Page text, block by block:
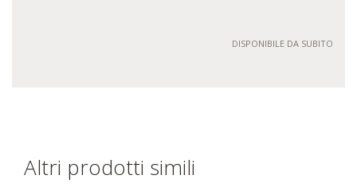
DISPONIBILE DA SUBITO
Altri prodotti simili